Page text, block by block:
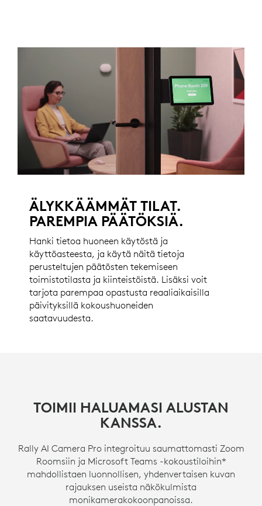
ÄLYKKÄÄMMÄT TILAT.
PAREMPIA PÄÄTÖKSIÄ.
Hanki tietoa huoneen käytöstä ja
käyttöasteesta, ja käytä näitä tietoja
perusteltujen päätösten tekemiseen
toimistotilasta ja kiinteistöistä. Lisäksi voit
tarjota parempaa opastusta reaaliaikaisilla
päivityksillä kokoushuoneiden
saatavuudesta.
TOIMII HALUAMASI ALUSTAN
KANSSA.
Rally AI Camera Pro integroituu saumattomasti Zoom
Roomsiin ja Microsoft Teams -kokoustiloihin*
mahdollistaen luonnollisen, yhdenvertaisen kuvan
rajauksen useista näkökulmista
monikamerakokoonpanoissa.